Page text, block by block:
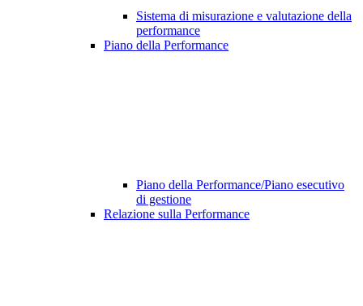
Sistema di misurazione e valutazione della
performance
Piano della Performance
Piano della Performance/Piano esecutivo
di gestione
Relazione sulla Performance